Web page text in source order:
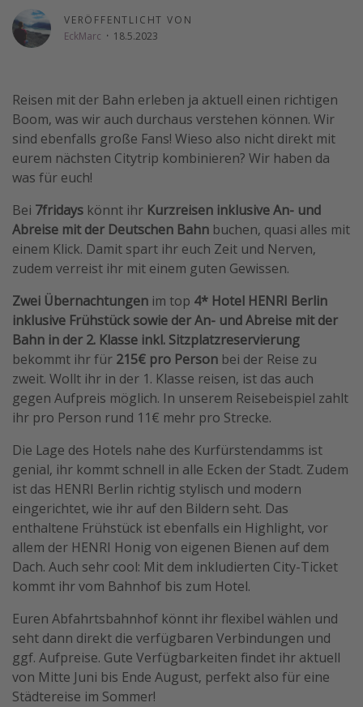
Strandurlaub
Gruppenreisen
Hotels in Amsterdam
Hotels am Achensee
Weitere Themen
Familienurlaub in der Türkei
Rundreisen in Thailand
Bahnreisen in der Schweiz
Reisepassfreie Reiseziele
Travel Know How
Silvesterreisen
Last Minute Urlaub Mallorca
Last Minute Urlaub Deutschland
VERÖFFENTLICHT VON
EckMarc · 18.5.2023
Reisen mit der Bahn erleben ja aktuell einen richtigen
Boom, was wir auch durchaus verstehen können. Wir
sind ebenfalls große Fans! Wieso also nicht direkt mit
eurem nächsten Citytrip kombinieren? Wir haben da
was für euch!
Bei 7fridays könnt ihr Kurzreisen inklusive An- und
Abreise mit der Deutschen Bahn buchen, quasi alles mit
einem Klick. Damit spart ihr euch Zeit und Nerven,
zudem verreist ihr mit einem guten Gewissen.
Zwei Übernachtungen im top 4* Hotel HENRI Berlin
inklusive Frühstück sowie der An- und Abreise mit der
Bahn in der 2. Klasse inkl. Sitzplatzreservierung
bekommt ihr für 215€ pro Person bei der Reise zu
zweit. Wollt ihr in der 1. Klasse reisen, ist das auch
gegen Aufpreis möglich. In unserem Reisebeispiel zahlt
ihr pro Person rund 11€ mehr pro Strecke.
Die Lage des Hotels nahe des Kurfürstendamms ist
genial, ihr kommt schnell in alle Ecken der Stadt. Zudem
ist das HENRI Berlin richtig stylisch und modern
eingerichtet, wie ihr auf den Bildern seht. Das
enthaltene Frühstück ist ebenfalls ein Highlight, vor
allem der HENRI Honig von eigenen Bienen auf dem
Dach. Auch sehr cool: Mit dem inkludierten City-Ticket
kommt ihr vom Bahnhof bis zum Hotel.
Euren Abfahrtsbahnhof könnt ihr flexibel wählen und
seht dann direkt die verfügbaren Verbindungen und
ggf. Aufpreise. Gute Verfügbarkeiten findet ihr aktuell
von Mitte Juni bis Ende August, perfekt also für eine
Städtereise im Sommer!